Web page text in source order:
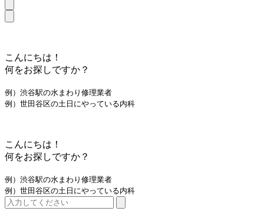
こんにちは！
何をお探しですか？
例）渋谷駅の水まわり修理業者
例）世田谷区の土日にやっている内科
こんにちは！
何をお探しですか？
例）渋谷駅の水まわり修理業者
例）世田谷区の土日にやっている内科